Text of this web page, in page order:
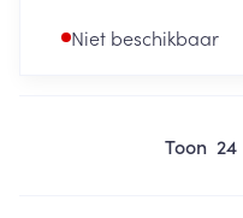
Niet beschikbaar
Toon